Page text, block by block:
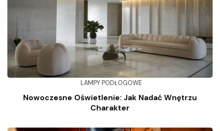
LAMPY PODŁOGOWE
Nowoczesne Oświetlenie: Jak Nadać Wnętrzu
Charakter